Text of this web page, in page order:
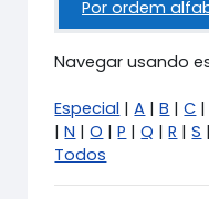
Por ordem
Navegar usando
Especial |A |B |C
|N |O |P |Q |R |S |
Todos